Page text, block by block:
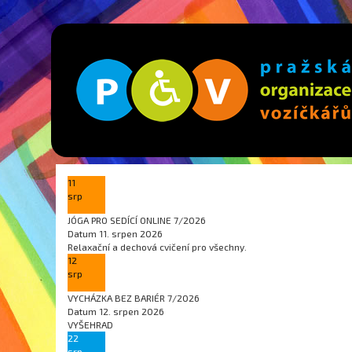
11
srp
JÓGA PRO SEDÍCÍ ONLINE 7/2026
Datum 11. srpen 2026
Relaxační a dechová cvičení pro všechny.
12
srp
VYCHÁZKA BEZ BARIÉR 7/2026
Datum 12. srpen 2026
VYŠEHRAD
22